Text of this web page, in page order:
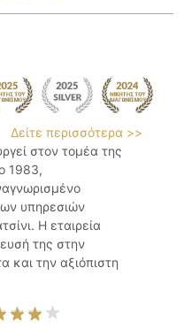
Δείτε περισσότερα >>
στον τομέα της
1983,
υπηρεσιών
Η εταιρεία
της στην
και την αξιόπιστη